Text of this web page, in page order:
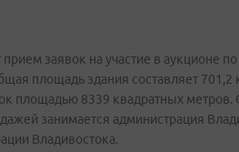
заявок на участие в аукционе
площадь здания составляет
площадью 8339 квадратных метров.
занимается администрация
Владивостока.